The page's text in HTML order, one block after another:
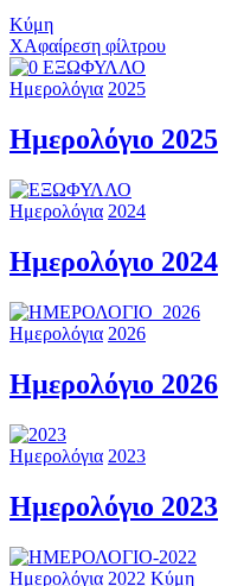
Κύμη
XΑφαίρεση φίλτρου
Ημερολόγια 2025
Ημερολόγιο 2025
Ημερολόγια 2024
Ημερολόγιο 2024
Ημερολόγια 2026
Ημερολόγιο 2026
Ημερολόγια 2023
Ημερολόγιο 2023
Ημερολόγια 2022 Κύμη